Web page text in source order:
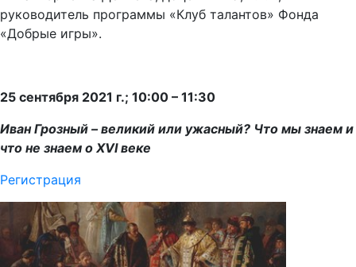
руководитель программы «Клуб талантов» Фонда
«Добрые игры».
25 сентября 2021 г.; 10:00 – 11:30
Иван Грозный – великий или ужасный? Что мы знаем и
что не знаем о XVI веке
Регистрация